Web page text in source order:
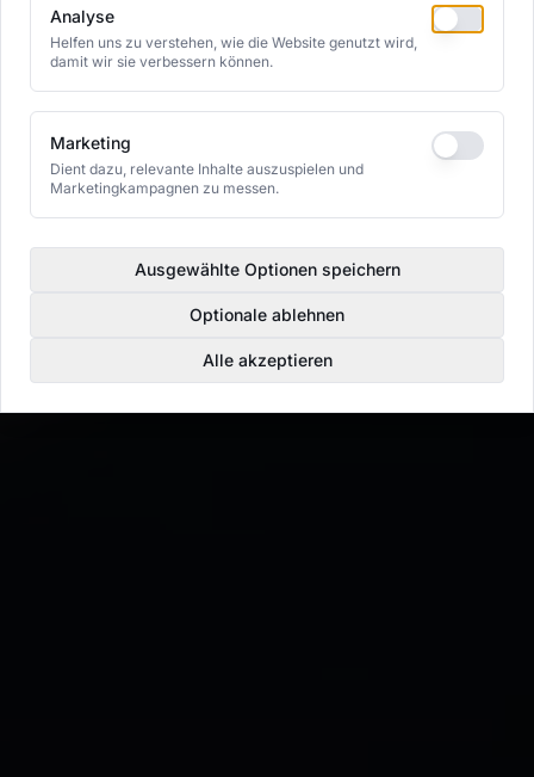
Analyse
Helfen uns zu verstehen, wie die Website genutzt wird,
damit wir sie verbessern können.
Marketing
Dient dazu, relevante Inhalte auszuspielen und
Marketingkampagnen zu messen.
Ausgewählte Optionen speichern
Optionale ablehnen
Alle akzeptieren